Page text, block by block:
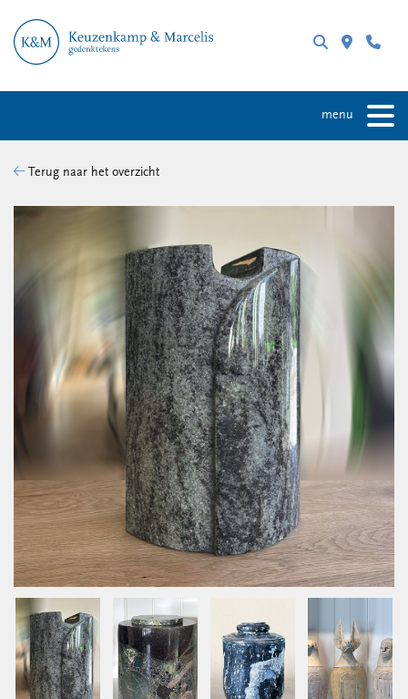
menu
Terug naar het overzicht